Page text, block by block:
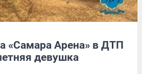
«Самара Арена» в ДТП
девушка